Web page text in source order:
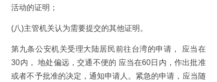
活动的证明；
(八)主管机关认为需要提交的其他证明。
第九条公安机关受理大陆居民前往台湾的申请， 应当在
30内， 地处偏远，交通不便的 应当在60日内，作出批准
或者不予批准的决定，通知申请人。紧急的申请，应当随